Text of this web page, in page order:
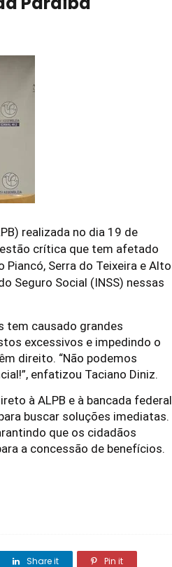
realizada no dia 19 de
crítica que tem afetado
Serra do Teixeira e Alto
Seguro Social (INSS) nessas
tem causado grandes
excessivos e impedindo o
direito. “Não podemos
enfatizou Taciano Diniz.
à ALPB e à bancada federal
buscar soluções imediatas.
que os cidadãos
a concessão de benefícios.
Share it Pin it